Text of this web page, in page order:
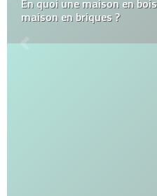
En quoi une maison en
maison en briques ?